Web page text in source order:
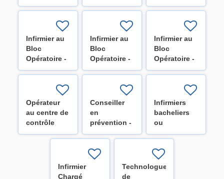
Optimisation
HospiDay
Infirmier au
Bloc
Opératoire -
Secteur
Infirmier au
Bloc
Opératoire -
Secteur
Infirmier au
Bloc
Opératoire -
Secteur
Opérateur
au centre de
contrôle
technique
Conseiller
en
prévention -
Niveau 1
(H/F/X)
Infirmiers
bacheliers
ou
spécialisés
pour les
équipes de
H/F
Infirmier
Chargé
Technologue
de